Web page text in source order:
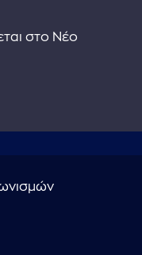
στο Νέο